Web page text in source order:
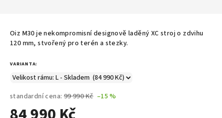
Oiz M30 je nekompromisní designově laděný XC stroj o zdvihu
120 mm, stvořený pro terén a stezky.
VARIANTA:
standardní cena: 99 990 Kč –15 %